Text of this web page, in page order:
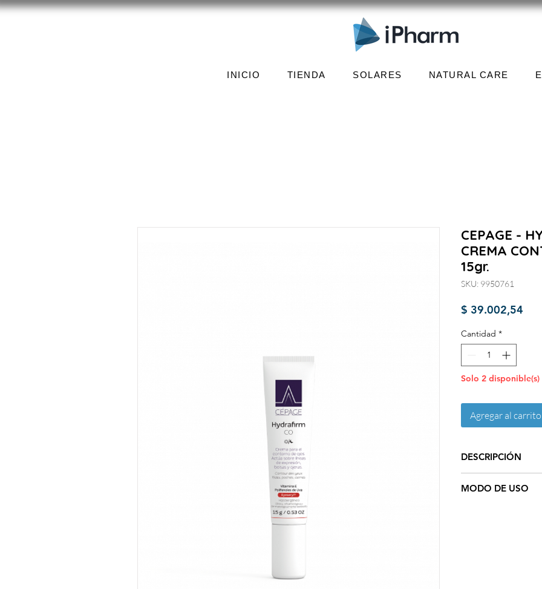
INICIO TIENDA SOLARES NATURAL CARE
CEPAGE -
CREMA
15gr.
SKU: 9950761
$ 39.002,54
Cantidad *
Solo 2 disponible(s)
Agregar al carrito
DESCRIPCIÓN
periocular. Mejora el
MODO DE USO